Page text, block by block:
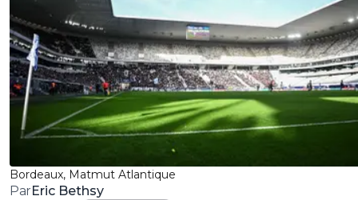
Bordeaux, Matmut Atlantique
ParEric Bethsy